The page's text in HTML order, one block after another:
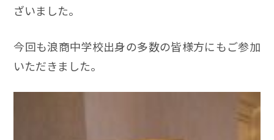
ざいました。
今回も浪商中学校出身の多数の皆様方にもご参加
いただきました。